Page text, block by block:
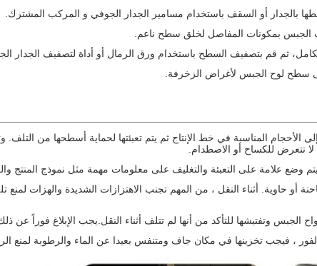
بالجدار أو السقف باستخدام مسامير الجدار الجوفي و المركب المشترك.
الجبس بمكونات المفاصل لخلق سطح ناعم.
ثم قم بتصفيف السطح باستخدام ورق الرمال أو أداة لتصفيف الجدار
سطح لوح الجبس لأغراض الزخرفة.
الأحجام المناسبة في خط الإنتاج ثم يتم تعبئتها لحماية أسطحها من
تتعرض للكساح أو الاصطدام.
وضع علامة على التعبئة والتغليف على معلومات مهمة مثل نموذج المنتج
أو حاوية. أثناء النقل ، من المهم تجنب الاهتزازات الشديدة والهزات
الجبس وتفتيشها للتأكد من أنها لم تتلف أثناء النقل.يجب الإبلاغ فوراً
، فيجب تخزينها في مكان جاف ومتنفس بعيدا عن الماء والرطوبة لمنع